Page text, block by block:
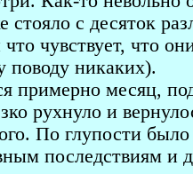
с десяток
чувствует, что
поводу никаких).
примерно месяц,
рухнуло и
По глупости
последствиям